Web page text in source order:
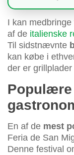
I kan
af de italienske
Til sidstnævnte
kan købe i
der er
En af de mest
Feria de San
Denne festival